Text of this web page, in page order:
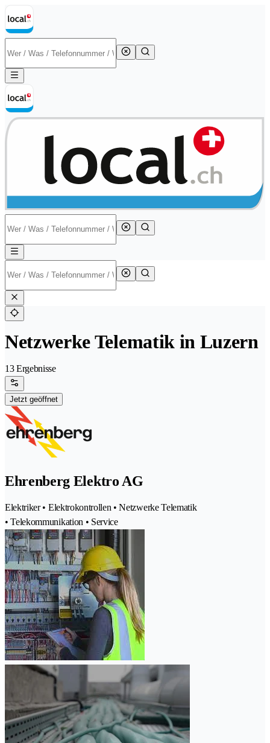
Netzwerke Telematik in Luzern
13 Ergebnisse
Jetzt geöffnet
Ehrenberg Elektro AG
Elektriker • Elektrokontrollen • Netzwerke Telematik
• Telekommunikation • Service